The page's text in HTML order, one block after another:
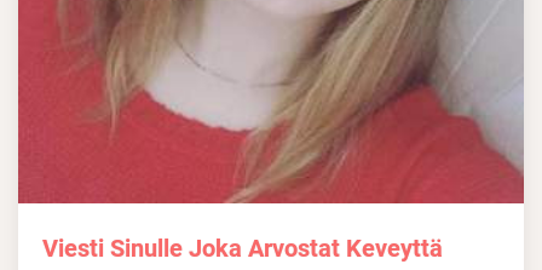
Viesti Sinulle Joka Arvostat Keveyttä